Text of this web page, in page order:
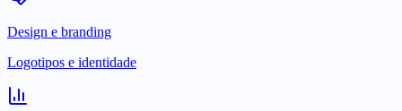
Design e branding
Logotipos e identidade